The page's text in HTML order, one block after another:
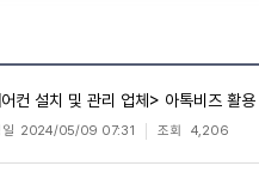
컨 설치 및 관리 업체> 아톡비즈 활용
일 2024/05/09 07:31 조회 4,206